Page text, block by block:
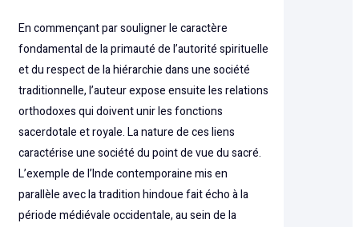
En commençant par souligner le caractère
fondamental de la primauté de l’autorité spirituelle
et du respect de la hiérarchie dans une société
traditionnelle, l’auteur expose ensuite les relations
orthodoxes qui doivent unir les fonctions
sacerdotale et royale. La nature de ces liens
caractérise une société du point de vue du sacré.
L’exemple de l’Inde contemporaine mis en
parallèle avec la tradition hindoue fait écho à la
période médiévale occidentale, au sein de la